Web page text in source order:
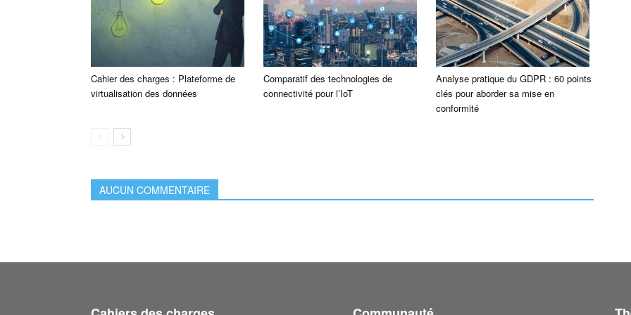
Cahier des charges : Plateforme de
virtualisation des données
Comparatif des technologies de
connectivité pour l’IoT
Analyse pratique du GDPR : 60 points
clés pour aborder sa mise en
conformité
AUCUN COMMENTAIRE